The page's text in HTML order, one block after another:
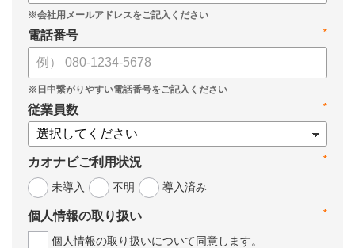
*
電話番号
*
従業員数
*
カオナビご利用状況
未導入
不明 導入済み
*
個人情報の取り扱い
個人情報の取り扱いについて同意します。